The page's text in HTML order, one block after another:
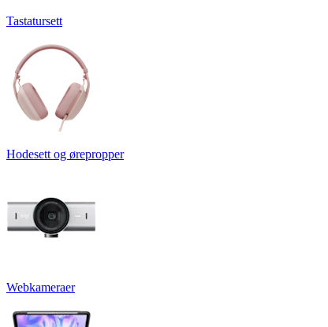
Tastatursett
Hodesett og ørepropper
Webkameraer